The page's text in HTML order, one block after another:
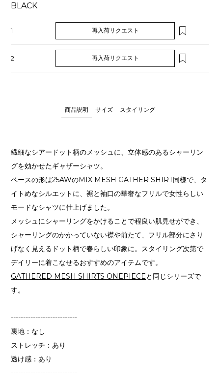
BLACK
1 再入荷リクエスト
2 再入荷リクエスト
商品説明 サイズ スタイリング
繊細なシアードット柄のメッシュに、立体感のあるシャーリン
グを効かせたギャザーシャツ。
ベースの形は25AWのMIX MESH GATHER SHIRT同様で、タ
イトめなシルエットに、裾と袖口の華奢なフリルで女性らしい
モードなシャツに仕上げました。
メッシュにシャーリングをかけることで程良い肌見せができ、
シャーリングのかかっていない襟や前たて、フリル部分にさり
げなく見えるドット柄で春らしい印象に。スタイリング次第で
デイリーに着こなせるおすすめのアイテムです。
GATHERED MESH SHIRTS ONEPIECEと同じシリーズで
す。
---------------------------
裏地：なし
ストレッチ：あり
透け感：あり
---------------------------